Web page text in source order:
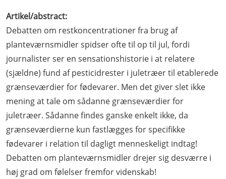
Artikel/abstract:
Debatten om restkoncentrationer fra brug af
planteværnsmidler spidser ofte til op til jul, fordi
journalister ser en sensationshistorie i at relatere
(sjældne) fund af pesticidrester i juletræer til etablerede
grænseværdier for fødevarer. Men det giver slet ikke
mening at tale om sådanne grænseværdier for
juletræer. Sådanne findes ganske enkelt ikke, da
grænseværdierne kun fastlægges for specifikke
fødevarer i relation til dagligt menneskeligt indtag!
Debatten om planteværnsmidler drejer sig desværre i
høj grad om følelser fremfor videnskab!